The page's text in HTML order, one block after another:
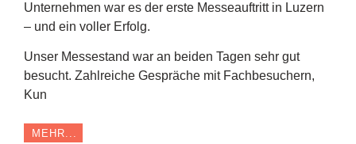
Unternehmen war es der erste Messeauftritt in Luzern
– und ein voller Erfolg.
Unser Messestand war an beiden Tagen sehr gut
besucht. Zahlreiche Gespräche mit Fachbesuchern,
Kun
MEHR...